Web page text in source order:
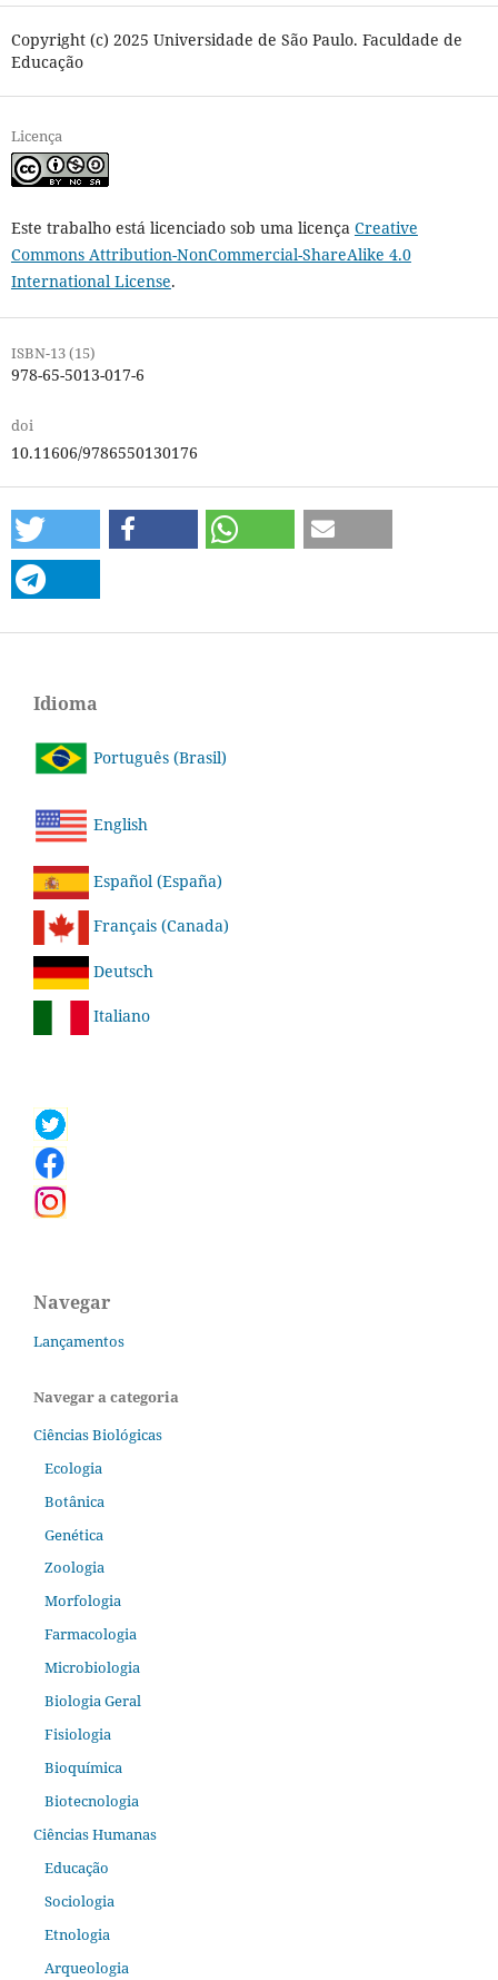
Copyright (c) 2025 Universidade de São Paulo. Faculdade de
Educação
Licença
Este trabalho está licenciado sob uma licença Creative
Commons Attribution-NonCommercial-ShareAlike 4.0
International License.
ISBN-13 (15)
978-65-5013-017-6
doi
10.11606/9786550130176
Idioma
Português (Brasil)
English
Español (España)
Français (Canada)
Deutsch
Italiano
Navegar
Lançamentos
Navegar a categoria
Ciências Biológicas
Ecologia
Botânica
Genética
Zoologia
Morfologia
Farmacologia
Microbiologia
Biologia Geral
Fisiologia
Bioquímica
Biotecnologia
Ciências Humanas
Educação
Sociologia
Etnologia
Arqueologia